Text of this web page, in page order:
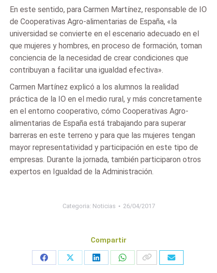
En este sentido, para Carmen Martínez, responsable de IO
de Cooperativas Agro-alimentarias de España, «la
universidad se convierte en el escenario adecuado en el
que mujeres y hombres, en proceso de formación, toman
conciencia de la necesidad de crear condiciones que
contribuyan a facilitar una igualdad efectiva».
Carmen Martínez explicó a los alumnos la realidad
práctica de la IO en el medio rural, y más concretamente
en el entorno cooperativo, cómo Cooperativas Agro-
alimentarias de España está trabajando para superar
barreras en este terreno y para que las mujeres tengan
mayor representatividad y participación en este tipo de
empresas. Durante la jornada, también participaron otros
expertos en Igualdad de la Administración.
Categoria: Noticias 26/04/2017
Compartir
Share
Share
Share
Share